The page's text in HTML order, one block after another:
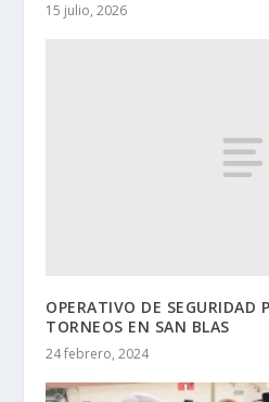
15 julio, 2026
OPERATIVO DE SEGURIDAD
TORNEOS EN SAN BLAS
24 febrero, 2024